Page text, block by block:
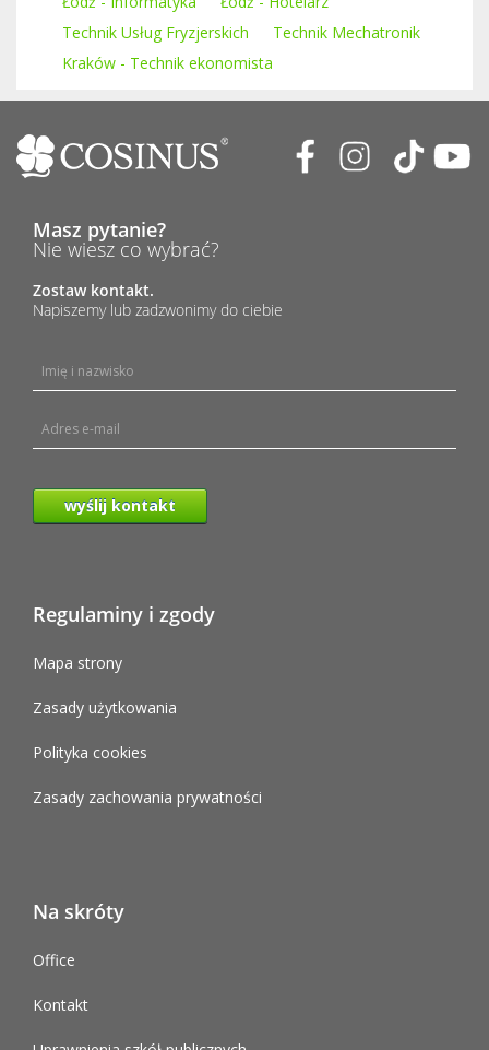
Technik Usług Fryzjerskich
Technik Mechatronik
Kraków - Technik ekonomista
Masz pytanie?
Nie wiesz co wybrać?
Zostaw kontakt.
Napiszemy lub zadzwonimy do ciebie
wyślij kontakt
Regulaminy i zgody
Mapa strony
Zasady użytkowania
Polityka cookies
Zasady zachowania prywatności
Na skróty
Office
Kontakt